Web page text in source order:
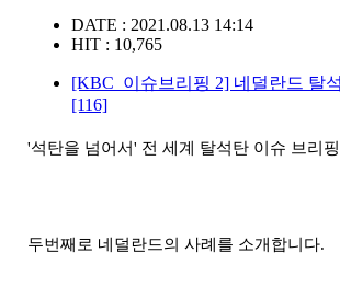
DATE : 2021.08.13 14:14
HIT : 10,765
[KBC_이슈브리핑 2] 네덜란드 탈
[116]
'석탄을 넘어서' 전 세계 탈석탄 이슈 브리
두번째로 네덜란드의 사례를 소개합니다.